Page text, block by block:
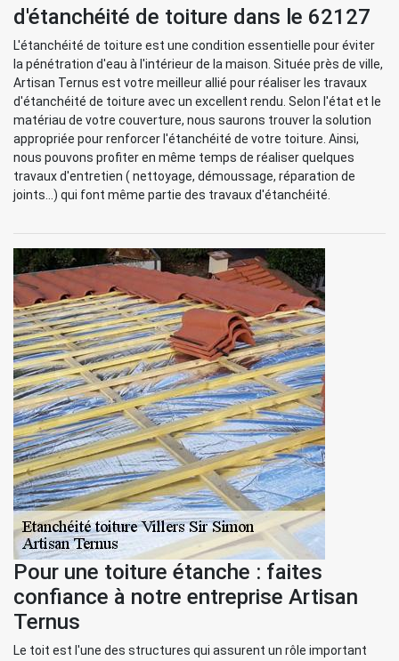
d'étanchéité de toiture dans le 62127
L'étanchéité de toiture est une condition essentielle pour éviter
la pénétration d'eau à l'intérieur de la maison. Située près de ville,
Artisan Ternus est votre meilleur allié pour réaliser les travaux
d'étanchéité de toiture avec un excellent rendu. Selon l'état et le
matériau de votre couverture, nous saurons trouver la solution
appropriée pour renforcer l'étanchéité de votre toiture. Ainsi,
nous pouvons profiter en même temps de réaliser quelques
travaux d'entretien ( nettoyage, démoussage, réparation de
joints...) qui font même partie des travaux d'étanchéité.
Pour une toiture étanche : faites
confiance à notre entreprise Artisan
Ternus
Le toit est l'une des structures qui assurent un rôle important